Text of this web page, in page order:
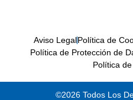
Aviso LegalPolítica de
Política de Protección de
Política
©2026 Todos Los